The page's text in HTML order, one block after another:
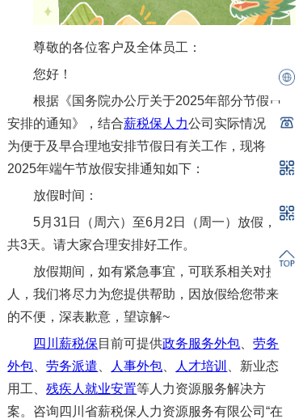
尊敬的各位客户及全体员工：
您好！
根据《国务院办公厅关于2025年部分节假日
安排的通知》，结合薪税保人力公司实际情况，
为便于及早合理地安排节假日有关工作，现将
2025年端午节放假安排通知如下：
放假时间：
5月31日（周六）至6月2日（周一）放假，
共3天。请大家合理安排好工作。
放假期间，如有紧急事宜，可联系相关对接
人，我们将尽力为您提供帮助，因放假给您带来
的不便，深表歉意，望谅解~
四川薪税保 目前可提供政务服务外包 、劳务
外包 、劳务派遣 人事外包 人才培训
、新业态
用工、残疾人就业安置等人力资源服务解决方
案。咨询四川省薪税保人力资源服务有限公司“在